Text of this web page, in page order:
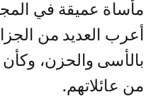
مأساة عميقة في
أعرب العديد من
بالأسى والحزن،
من عائلاتهم.